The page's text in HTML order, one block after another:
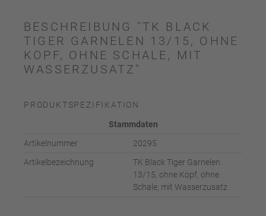
BESCHREIBUNG "TK BLACK
TIGER GARNELEN 13/15, OHNE
KOPF, OHNE SCHALE, MIT
WASSERZUSATZ"
PRODUKTSPEZIFIKATION
Stammdaten
Artikelnummer
20295
Artikelbezeichnung
TK Black Tiger Garnelen
13/15, ohne Kopf, ohne
Schale, mit Wasserzusatz